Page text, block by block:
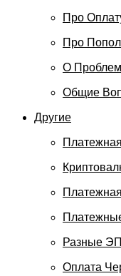
Про
Про
О
Общие
Другие
Разные
Оплата